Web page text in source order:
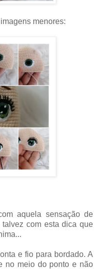
menores:
aquela sensação de
com esta dica que
e fio para bordado. A
no meio do ponto e não